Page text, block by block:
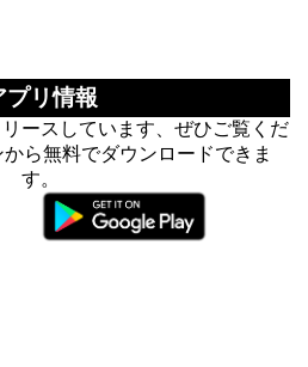
プリ情報
ースしています、ぜひご覧くだ
ら無料でダウンロードできま
す。